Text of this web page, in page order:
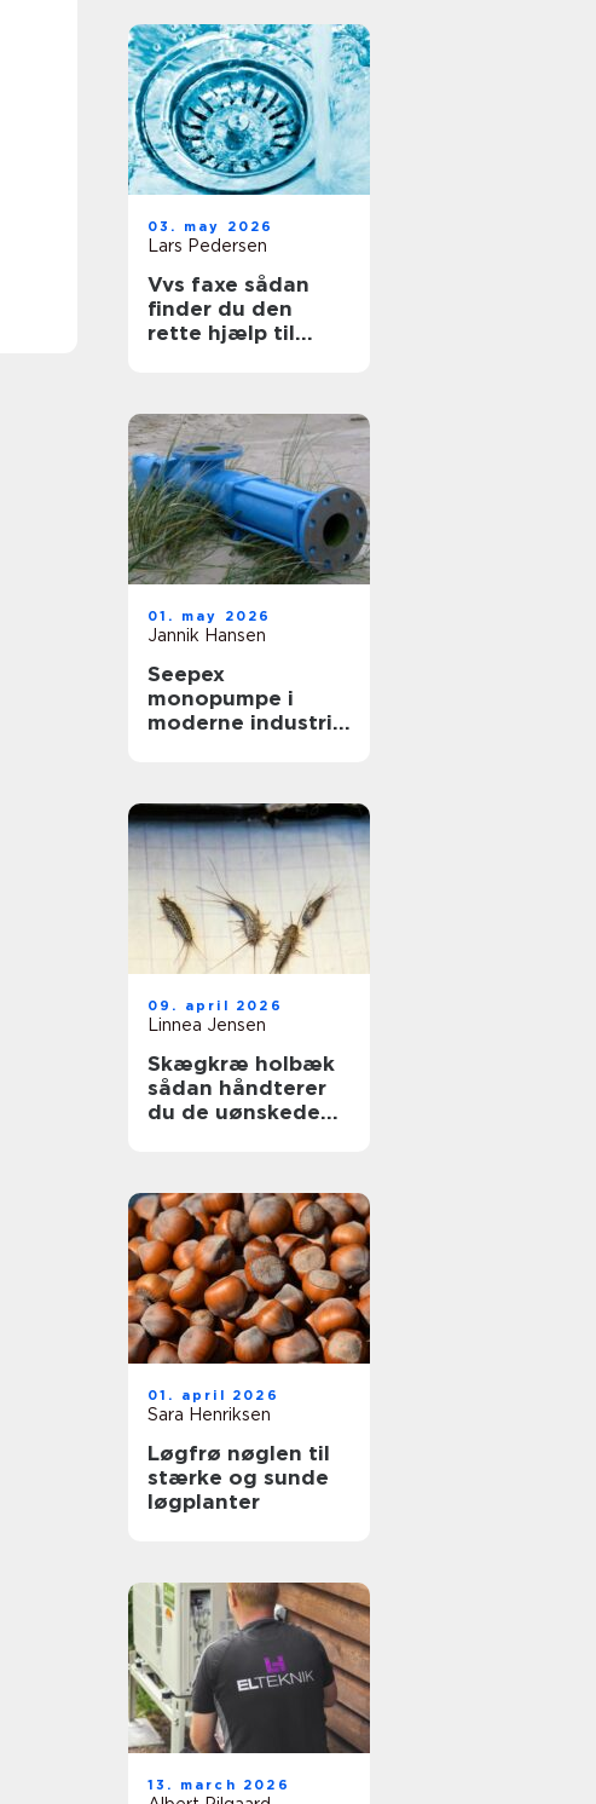
03. may 2026
Lars Pedersen
Vvs faxe sådan
finder du den
rette hjælp til
01. may 2026
Jannik Hansen
Seepex
monopumpe i
moderne industri:
09. april 2026
Linnea Jensen
Skægkræ holbæk
sådan håndterer
du de uønskede
01. april 2026
Sara Henriksen
Løgfrø nøglen til
stærke og sunde
løgplanter
13. march 2026